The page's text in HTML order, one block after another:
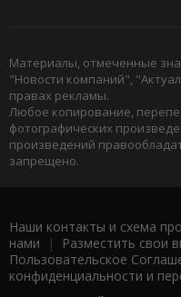
Материалы, отмеченные
"Новости компаний",
правах рекламы.
Любое копирование,
фотографических
произведений
запрещено.
Наши контакты и схема
нами | Разместить свои
Пользовательское
конфиденциальности и